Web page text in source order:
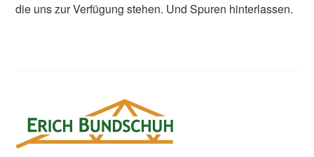
die uns zur Verfügung stehen. Und Spuren hinterlassen.